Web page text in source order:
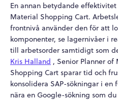
En annan betydande
Material Shopping Cart.
frontnivå använder den för att
komponenter, se lagernivåer i
till arbetsorder samtidigt som
Kris Halland , Senior Planner of
Shopping Cart sparar tid och
konsolidera SAP-sökningar i en
nära en Google-sökning som